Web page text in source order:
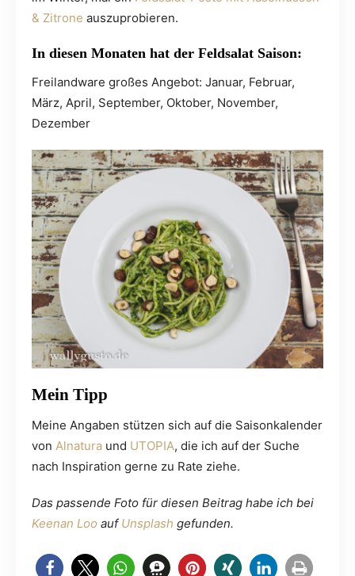
& Zitrone auszuprobieren.
In diesen Monaten hat der Feldsalat Saison:
Freilandware großes Angebot: Januar, Februar,
März, April, September, Oktober, November,
Dezember
Mein Tipp
Meine Angaben stützen sich auf die Saisonkalender
von Alnatura und UTOPIA, die ich auf der Suche
nach Inspiration gerne zu Rate ziehe.
Das passende Foto für diesen Beitrag habe ich bei
Keenan Loo auf Unsplash gefunden.